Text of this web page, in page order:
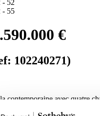
€
102240271)
contemporaine avec quatre